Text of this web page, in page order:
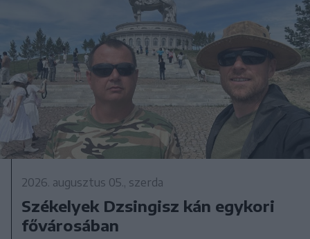
2026. augusztus 05., szerda
Székelyek Dzsingisz kán egykori
fővárosában